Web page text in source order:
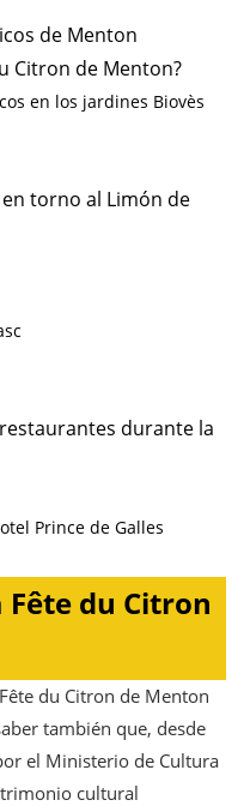
de Menton
Citron de Menton?
en los jardines Biovès
torno al Limón de
durante la
Prince de Galles
Fête du Citron
du Citron de Menton
también que, desde
el Ministerio de Cultura
cultural